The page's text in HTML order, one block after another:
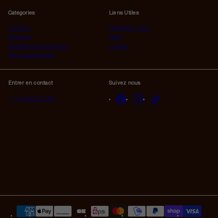
notre
Catégories
Intérieur
Extérieur
Housses et Accessoires
Peluches Géantes
Liens Utiles
Contactez-nous
F.A.Q
Le Blog
Entrer en contact
01 84 23 17 32
Suivez nous
FacebookInstagram